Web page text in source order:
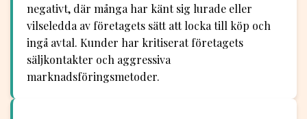
negativt, där många har känt sig lurade eller
vilseledda av företagets sätt att locka till köp och
ingå avtal. Kunder har kritiserat företagets
säljkontakter och aggressiva
marknadsföringsmetoder.